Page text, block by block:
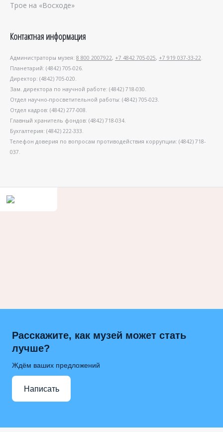
Трое на «Восходе»
Контактная информация
Администраторы музея: 8 800 2007922, +7 4842 705-025, +7 919 037-33-22.
Планетарий: (4842) 705-026.
Директор: (4842) 705-020.
Зам. директора по научной работе: (4842) 718-030.
Отдел научно-просветительной работы: (4842) 705-023.
Отдел кадров: (4842) 277-008.
Главный хранитель фондов: (4842) 718-034.
Бухгалтерия: (4842) 222-333.
Телефон доверия по вопросам противодействия коррупции: (4842) 718-
037.
Расскажите, как музей может стать
лучше?
Ждём ваших предложений
Написать